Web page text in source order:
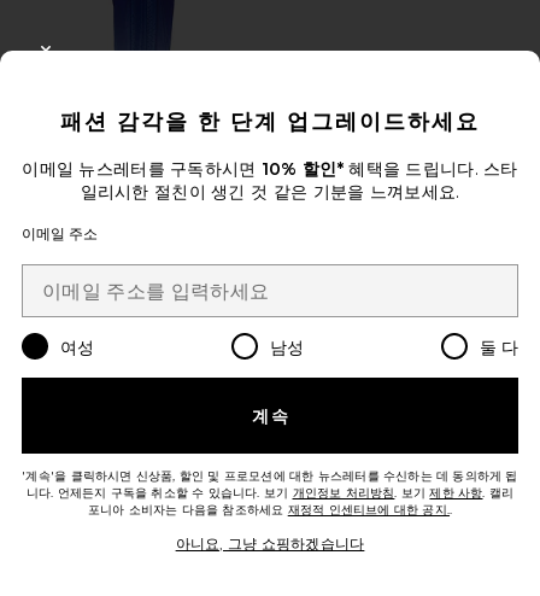
LENA 맥시원피스
Baobab
Favorite EL 맥시원피스
패션 감각을 한 단계 업그레이드하세요
이메일 뉴스레터를 구독하시면 10% 할인*혜택을 드립니다. 스타
일리시한 절친이 생긴 것 같은 기분을 느껴보세요.
이메일 주소
여성 남성 둘 다
계속
'계속'을 클릭하시면 신상품, 할인 및 프로모션에 대한 뉴스레터를 수신하는 데 동의하게 됩
니다. 언제든지 구독을 취소할 수 있습니다. 보기 개인정보 처리방침. 보기제한 사항. 캘리
포니아 소비자는 다음을 참조하세요 재정적 인센티브에 대한 공지..
아니요, 그냥 쇼핑하겠습니다